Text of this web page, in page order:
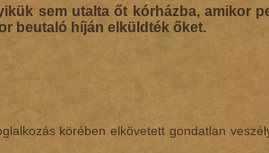
körében elkövetett gondatlan
sem utalta őt kórházba, amikor
beutaló híján elküldték őket.